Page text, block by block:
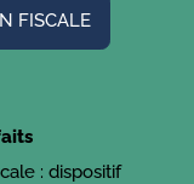
FISCALE
: dispositif